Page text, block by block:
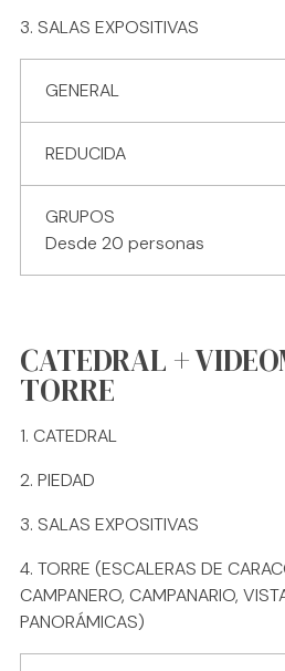
SALAS EXPOSITIVAS
GENERAL
REDUCIDA
GRUPOS
Desde 20 personas
CATEDRAL +
TORRE
CATEDRAL
PIEDAD
SALAS EXPOSITIVAS
TORRE (ESCALERAS DE
CAMPANERO, CAMPANARIO,
PANORÁMICAS)